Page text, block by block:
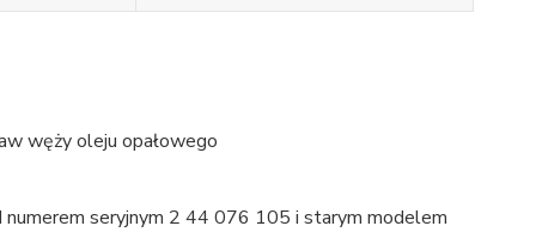
węży oleju opałowego
seryjnym 2 44 076 105 i starym modelem